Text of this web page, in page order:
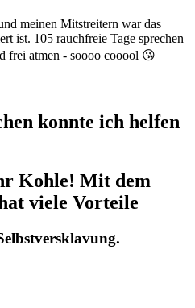
meinen Mitstreitern war das
ist. 105 rauchfreie Tage sprechen
frei atmen - soooo cooool 😘
konnte ich helfen
Kohle! Mit dem
viele Vorteile